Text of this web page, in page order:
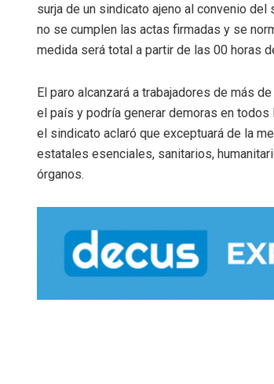
surja de un sindicato ajeno al convenio del
no se cumplen las actas firmadas y se
medida será total a partir de las 00 horas
El paro alcanzará a trabajadores de más
el país y podría generar demoras en
el sindicato aclaró que exceptuará de la
estatales esenciales, sanitarios,
órganos.